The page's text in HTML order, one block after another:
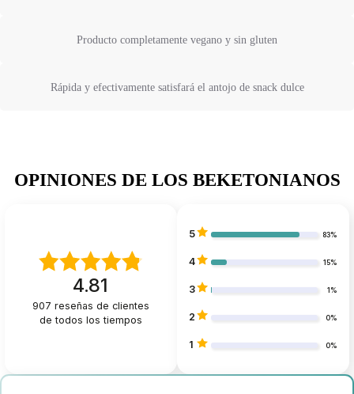
Producto completamente vegano y sin gluten
Rápida y efectivamente satisfará el antojo de snack dulce
OPINIONES DE LOS BEKETONIANOS
4.81
907 reseñas de clientes
de todos los tiempos
5 83%
4 15%
3 1%
2 0%
1 0%